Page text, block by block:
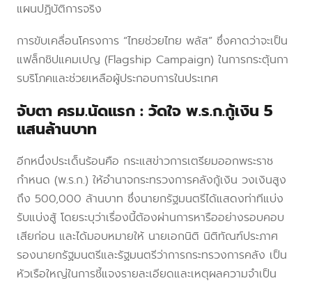
แผนปฏิบัติการจริง
การขับเคลื่อนโครงการ “ไทยช่วยไทย พลัส” ซึ่งคาดว่าจะเป็น
แฟล็กชิปแคมเปญ (Flagship Campaign) ในการกระตุ้นกา
รบริโภคและช่วยเหลือผู้ประกอบการในประเทศ
จับตา ครม.นัดแรก : วัดใจ พ.ร.ก.กู้เงิน 5
แสนล้านบาท
อีกหนึ่งประเด็นร้อนคือ กระแสข่าวการเตรียมออกพระราช
กำหนด (พ.ร.ก.) ให้อำนาจกระทรวงการคลังกู้เงิน วงเงินสูง
ถึง 500,000 ล้านบาท ซึ่งนายกรัฐมนตรีได้แสดงท่าทีแบ่ง
รับแบ่งสู้ โดยระบุว่าเรื่องนี้ต้องผ่านการหารืออย่างรอบคอบ
เสียก่อน และได้มอบหมายให้ นายเอกนิติ นิติทัณฑ์ประภาศ
รองนายกรัฐมนตรีและรัฐมนตรีว่าการกระทรวงการคลัง เป็น
หัวเรือใหญ่ในการชี้แจงรายละเอียดและเหตุผลความจำเป็น